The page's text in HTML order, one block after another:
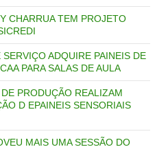
CHARRUA TEM PROJETO
ADQUIRE PAINEIS DE
PARA SALAS DE AULA
PRODUÇÃO REALIZAM
D EPAINEIS SENSORIAIS
MAIS UMA SESSÃO DO